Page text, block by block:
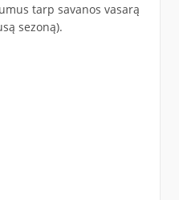
tarp savanos vasarą
sezoną).